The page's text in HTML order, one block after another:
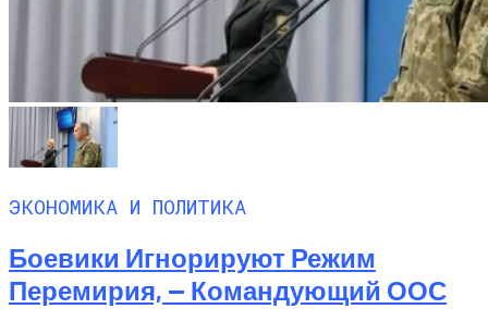
ЭКОНОМИКА И ПОЛИТИКА
Боевики Игнорируют Режим
Перемирия, — Командующий ООС